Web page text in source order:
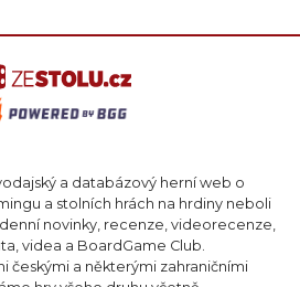
a databázový herní web o
a stolních hrách na hrdiny neboli
denní novinky, recenze, videorecenze,
videa a BoardGame Club.
českými a některými zahraničními